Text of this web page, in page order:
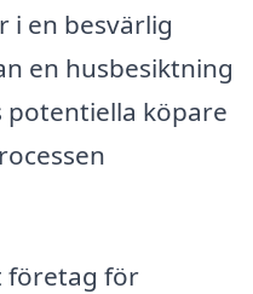
i en besvärlig
en husbesiktning
köpare
företag för